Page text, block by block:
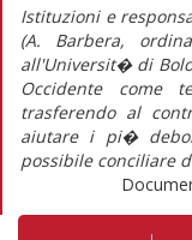
Istituzioni e
(A. Barbera,
all'Universit� di
Occidente come
trasferendo al
aiutare i pi�
possibile conciliare